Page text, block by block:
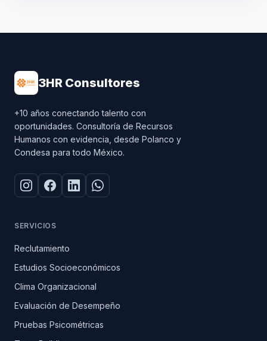
3HR Consultores
+10 años conectando talento con
oportunidades. Consultoría de Recursos
Humanos con evidencia, desde Polanco y
Condesa para todo México.
SERVICIOS
Reclutamiento
Estudios Socioeconómicos
Clima Organizacional
Evaluación de Desempeño
Pruebas Psicométricas